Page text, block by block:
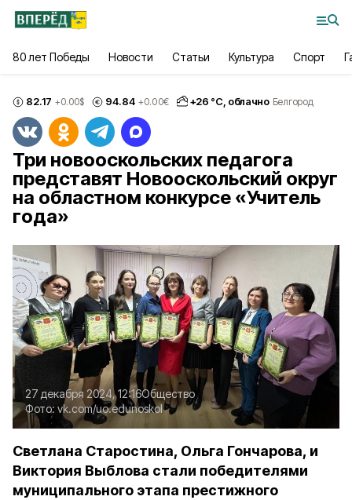
80 лет Победы Новости Статьи Культура Спорт
82.17 +0.00$ 94.84 +0.00€ +26 °С, облачно Белгород
Три новооскольских педагога
представят Новооскольский округ
на областном конкурсе «Учитель
года»
27 декабря 2024, 12:16Общество
Фото: vk.com/uo.edunoskol
Светлана Старостина, Ольга Гончарова, и
Виктория Выблова стали победителями
муниципального этапа престижного